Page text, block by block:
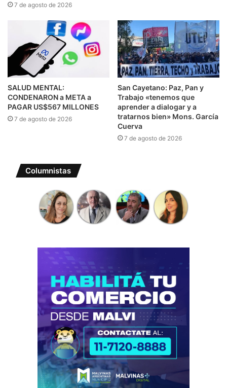
7 de agosto de 2026
SALUD MENTAL:
CONDENARON a META a
PAGAR US$567 MILLONES
7 de agosto de 2026
San Cayetano: Paz, Pan y
Trabajo «tenemos que
aprender a dialogar y a
tratarnos bien» Mons. García
Cuerva
7 de agosto de 2026
Columnistas